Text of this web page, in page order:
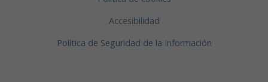
Accesibilidad
Política de Seguridad de la Información